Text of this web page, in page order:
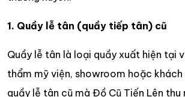
1. Quầy lễ tân (quầy tiếp tân) cũ
Quầy lễ tân là loại quầy xuất hiện tại
thẩm mỹ viện, showroom hoặc khách
quầy lễ tân cũ mà Đồ Cũ Tiến Lên thu